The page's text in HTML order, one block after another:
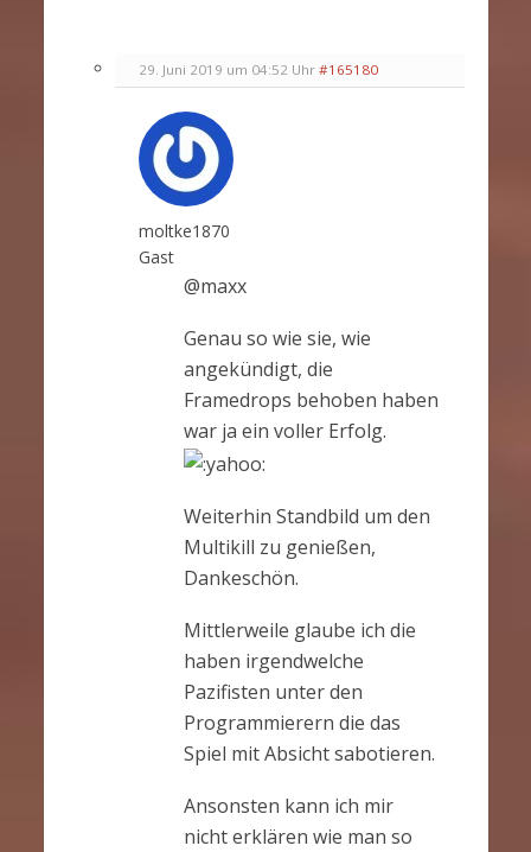
29. Juni 2019 um 04:52 Uhr #165180
moltke1870
Gast
@maxx
Genau so wie sie, wie
angekündigt, die
Framedrops behoben haben
war ja ein voller Erfolg.
Weiterhin Standbild um den
Multikill zu genießen,
Dankeschön.
Mittlerweile glaube ich die
haben irgendwelche
Pazifisten unter den
Programmierern die das
Spiel mit Absicht sabotieren.
Ansonsten kann ich mir
nicht erklären wie man so